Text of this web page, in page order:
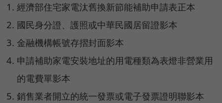
經濟部住宅家電汰舊換新節能補助申請表正本
國民身分證、護照或中華民國居留證影本
金融機構帳號存摺封面影本
申請補助家電安裝地址的用電種類為表燈非營業用
的電費單影本
銷售業者開立的統一發票或電子發票證明聯影本